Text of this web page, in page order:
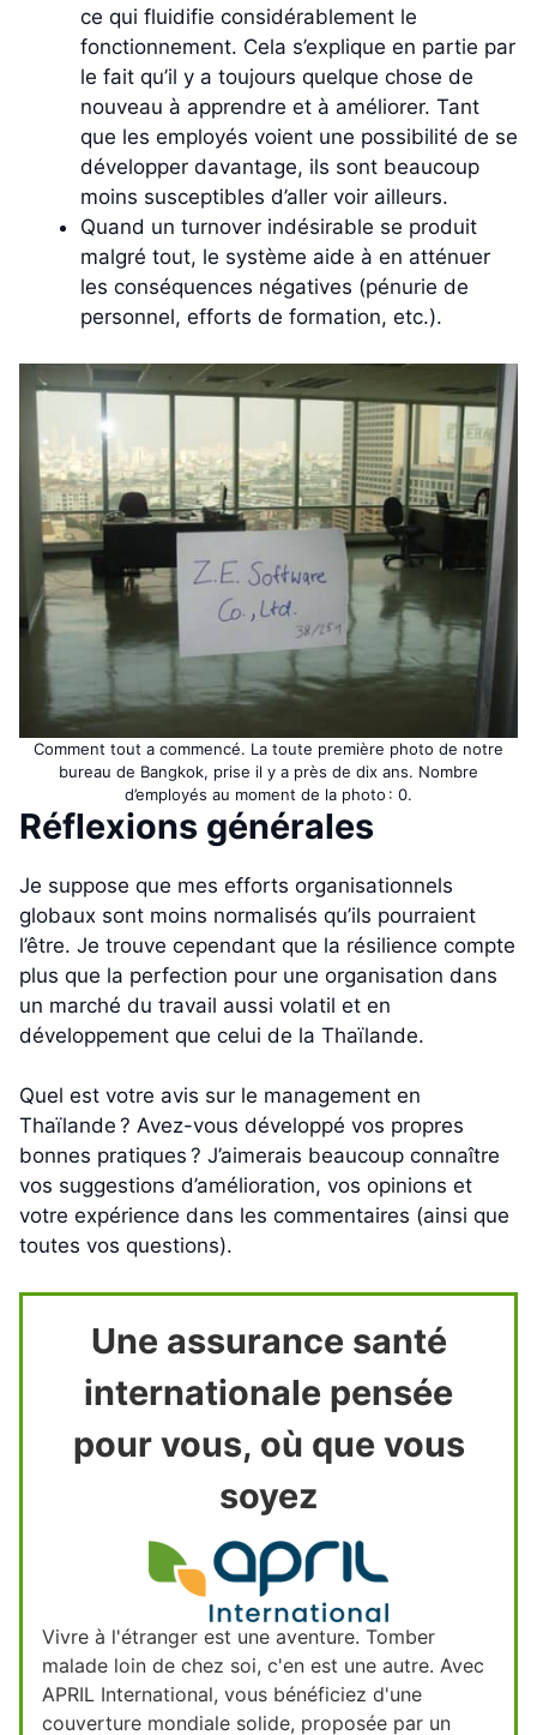
ce qui fluidifie considérablement le
fonctionnement. Cela s’explique en partie par
le fait qu’il y a toujours quelque chose de
nouveau à apprendre et à améliorer. Tant
que les employés voient une possibilité de se
développer davantage, ils sont beaucoup
moins susceptibles d’aller voir ailleurs.
Quand un turnover indésirable se produit
malgré tout, le système aide à en atténuer
les conséquences négatives (pénurie de
personnel, efforts de formation, etc.).
Comment tout a commencé. La toute première photo de notre
bureau de Bangkok, prise il y a près de dix ans. Nombre
d’employés au moment de la photo : 0.
Réflexions générales
Je suppose que mes efforts organisationnels
globaux sont moins normalisés qu’ils pourraient
l’être. Je trouve cependant que la résilience compte
plus que la perfection pour une organisation dans
un marché du travail aussi volatil et en
développement que celui de la Thaïlande.
Quel est votre avis sur le management en
Thaïlande ? Avez-vous développé vos propres
bonnes pratiques ? J’aimerais beaucoup connaître
vos suggestions d’amélioration, vos opinions et
votre expérience dans les commentaires (ainsi que
toutes vos questions).
Une assurance santé
internationale pensée
pour vous, où que vous
soyez
Vivre à l'étranger est une aventure. Tomber
malade loin de chez soi, c'en est une autre. Avec
APRIL International, vous bénéficiez d'une
couverture mondiale solide, proposée par un